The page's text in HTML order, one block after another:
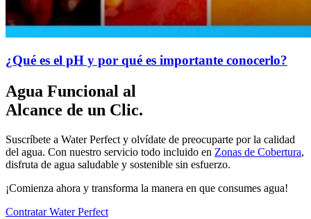
¿Qué es el pH y por qué es importante conocerlo?
Agua Funcional al
Alcance de un Clic.
Suscríbete a Water Perfect y olvídate de preocuparte por la calidad
del agua. Con nuestro servicio todo incluido en Zonas de Cobertura,
disfruta de agua saludable y sostenible sin esfuerzo.
¡Comienza ahora y transforma la manera en que consumes agua!
ContratarWater Perfect